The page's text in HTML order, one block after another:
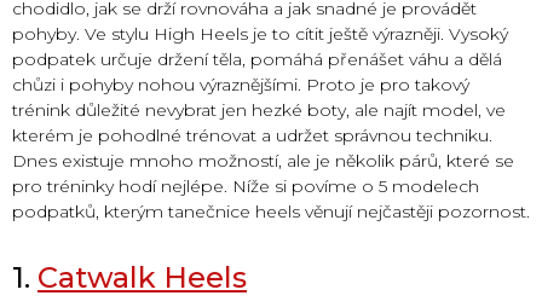
chodidlo, jak se drží rovnováha a jak snadné je provádět
pohyby. Ve stylu High Heels je to cítit ještě výrazněji. Vysoký
podpatek určuje držení těla, pomáhá přenášet váhu a dělá
chůzi i pohyby nohou výraznějšími. Proto je pro takový
trénink důležité nevybrat jen hezké boty, ale najít model, ve
kterém je pohodlné trénovat a udržet správnou techniku.
Dnes existuje mnoho možností, ale je několik párů, které se
pro tréninky hodí nejlépe. Níže si povíme o 5 modelech
podpatků, kterým tanečnice heels věnují nejčastěji pozornost.
1. Catwalk Heels